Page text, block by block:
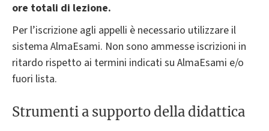
ore totali di lezione.
Per l’iscrizione agli appelli è necessario utilizzare il
sistema AlmaEsami. Non sono ammesse iscrizioni in
ritardo rispetto ai termini indicati su AlmaEsami e/o
fuori lista.
Strumenti a supporto della didattica